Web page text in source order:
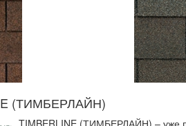
(ТИМБЕРЛАЙН)
TIMBERLINE (ТИМБЕРЛАЙН) – уже